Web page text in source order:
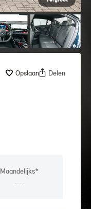
Opslaan Delen
Maandelijks*
---